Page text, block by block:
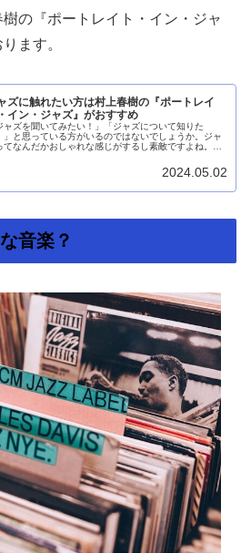
の『ポートレイト・イン・ジャ
ます。
ズに触れたい方は村上春樹の『ポートレイ
イン・ジャズ』がおすすめ
ャズを聞いてみたい！」「ジャズについて知りた
」と思っている方がいるのではないでしょうか。ジャ
てなんだかおしゃれな感じがするし素敵ですよね。で
から聞けばいいのか分からない」と立...2024.05.02
音楽？